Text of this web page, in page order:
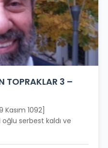
TOPRAKLAR 3 –
Kasım 1092]
oğlu serbest kaldı ve